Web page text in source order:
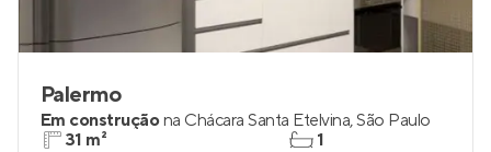
Palermo
Em construçãona Chácara Santa Etelvina,São Paulo
31 m²
1